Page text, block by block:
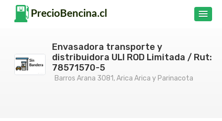
Envasadora transporte y
distribuidora ULI ROD Limitada / Rut:
78571570-5
Barros Arana 3081, Arica Arica y Parinacota